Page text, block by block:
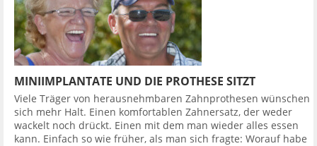
MINIIMPLANTATE UND DIE PROTHESE SITZT
Viele Träger von herausnehmbaren Zahnprothesen wünschen
sich mehr Halt. Einen komfortablen Zahnersatz, der weder
wackelt noch drückt. Einen mit dem man wieder alles essen
kann. Einfach so wie früher, als man sich fragte: Worauf habe